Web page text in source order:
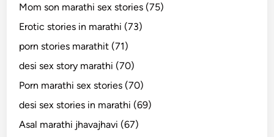
Mom son marathi sex stories (75)
Erotic stories in marathi (73)
porn stories marathit (71)
desi sex story marathi (70)
Porn marathi sex stories (70)
desi sex stories in marathi (69)
Asal marathi jhavajhavi (67)